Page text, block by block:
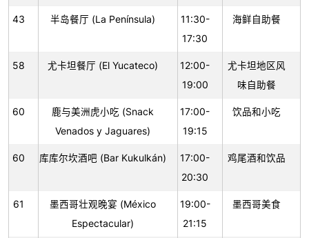
43 半岛餐厅 (La Península)
11:30-
17:30
海鲜自助餐
58 尤卡坦餐厅 (El Yucateco)
12:00-
19:00
尤卡坦地区风
味自助餐
60
鹿与美洲虎小吃 (Snack
Venados y Jaguares)
17:00-
19:15
饮品和小吃
60 库库尔坎酒吧 (Bar Kukulkán)
17:00-
20:30
鸡尾酒和饮品
61
墨西哥壮观晚宴 (México
Espectacular)
19:00-
21:15
墨西哥美食